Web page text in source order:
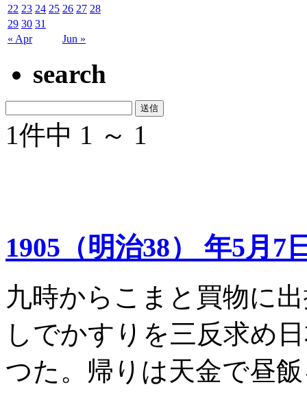
« Apr Jun »
22 23 24 25 26 27 28
29 30 31
search
1件中 1 ～ 1
1905（明治38） 年5月7
九時からこまと買物に
しでかすりを三反求め
つた。帰りは天金で昼